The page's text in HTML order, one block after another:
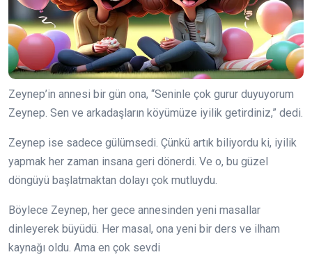
Zeynep’in annesi bir gün ona, “Seninle çok gurur duyuyorum
Zeynep. Sen ve arkadaşların köyümüze iyilik getirdiniz,” dedi.
Zeynep ise sadece gülümsedi. Çünkü artık biliyordu ki, iyilik
yapmak her zaman insana geri dönerdi. Ve o, bu güzel
döngüyü başlatmaktan dolayı çok mutluydu.
Böylece Zeynep, her gece annesinden yeni masallar
dinleyerek büyüdü. Her masal, ona yeni bir ders ve ilham
kaynağı oldu. Ama en çok sevdi